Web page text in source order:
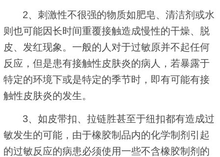
2、刺激性不很强的物质如肥皂、清洁剂或水
则也可能因长时间重覆接触造成慢性的干燥、脱
皮、发红现象。一般的人对于过敏原并不起任何
反应，但是患有接触性皮肤炎的病人，若暴露于
特定的环境下或是特定的季节时，即有可能有接
触性皮肤炎的发生。
3、如皮带扣、拉链胜甚至于纽扣都有造成过
敏发生的可能，由于橡胶制品内的化学制剂引起
的过敏反应的病患必须使用一些不含橡胶制剂的